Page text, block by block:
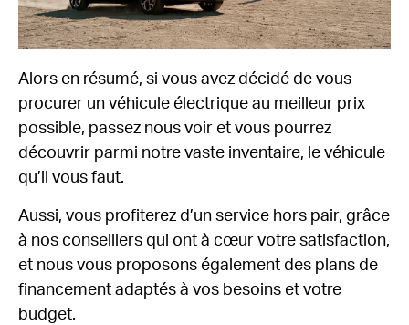
Alors en résumé, si vous avez décidé de vous
procurer un véhicule électrique au meilleur prix
possible, passez nous voir et vous pourrez
découvrir parmi notre vaste inventaire, le véhicule
qu’il vous faut.
Aussi, vous profiterez d’un service hors pair, grâce
à nos conseillers qui ont à cœur votre satisfaction,
et nous vous proposons également des plans de
financement adaptés à vos besoins et votre
budget.